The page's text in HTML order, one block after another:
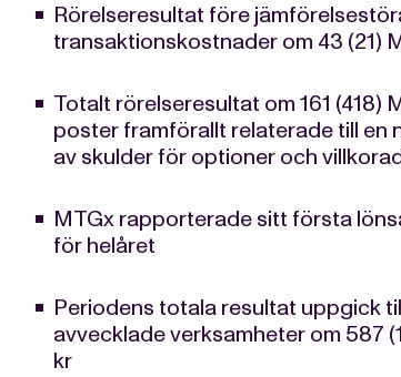
Rörelseresultat före
transaktionskostnader om 43 (21)
Totalt rörelseresultat om 161 (418)
poster framförallt relaterade till en
av skulder för optioner och
MTGx rapporterade sitt första
för helåret
Periodens totala resultat uppgick
avvecklade verksamheter om 587
kr